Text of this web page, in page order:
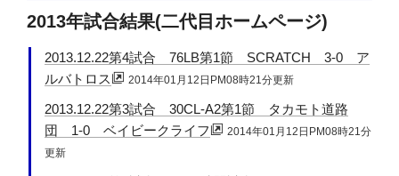
2013年試合結果(二代目ホームページ)
2013.12.22第4試合 76LB第1節 SCRATCH 3-0 ア
ルバトロス
2014年01月12日PM08時21分更新
2013.12.22第3試合 30CL-A2第1節 タカモト道路
団 1-0 ベイビークライフ
2014年01月12日PM08時21分
更新